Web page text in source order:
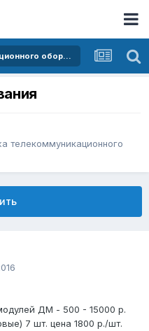
Покупка и продажа телекоммуникационного оборудования
телекоммуникационного
ДМ - 500 - 15000 р.
7 шт. цена 1800 р./шт.